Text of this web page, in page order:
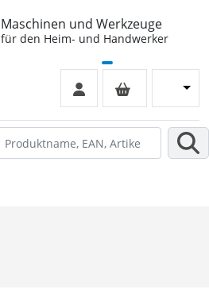
Maschinen und Werkzeuge
für den Heim- und Handwerker